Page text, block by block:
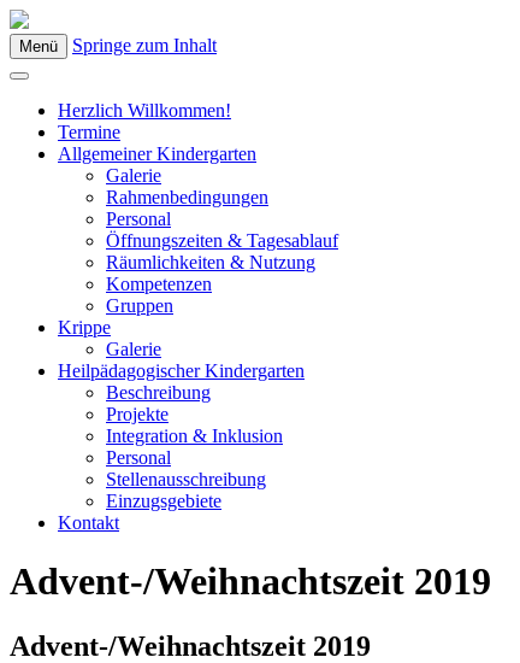
Kindergarten Bad Blumau
Menü Springe zum Inhalt
Herzlich Willkommen!
Termine
Allgemeiner Kindergarten
Galerie
Rahmenbedingungen
Personal
Öffnungszeiten & Tagesablauf
Räumlichkeiten & Nutzung
Kompetenzen
Gruppen
Krippe
Galerie
Heilpädagogischer Kindergarten
Beschreibung
Projekte
Integration & Inklusion
Personal
Stellenausschreibung
Einzugsgebiete
Kontakt
Advent-/Weihnachtszeit 2019
Advent-/Weihnachtszeit 2019